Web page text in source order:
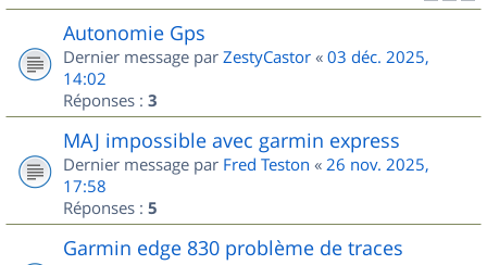
Autonomie Gps
Dernier message par ZestyCastor « 03 déc. 2025,
14:02
Réponses : 3
MAJ impossible avec garmin express
Dernier message par Fred Teston « 26 nov. 2025,
17:58
Réponses : 5
Garmin edge 830 problème de traces